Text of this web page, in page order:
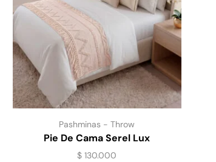
Pashminas - Throw
Pie De Cama Serel Lux
$ 130.000